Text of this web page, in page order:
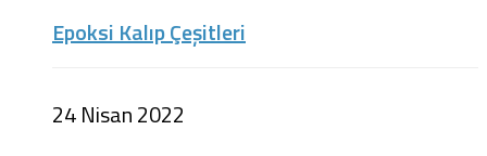
Epoksi Kalıp Çeşitleri
24 Nisan 2022